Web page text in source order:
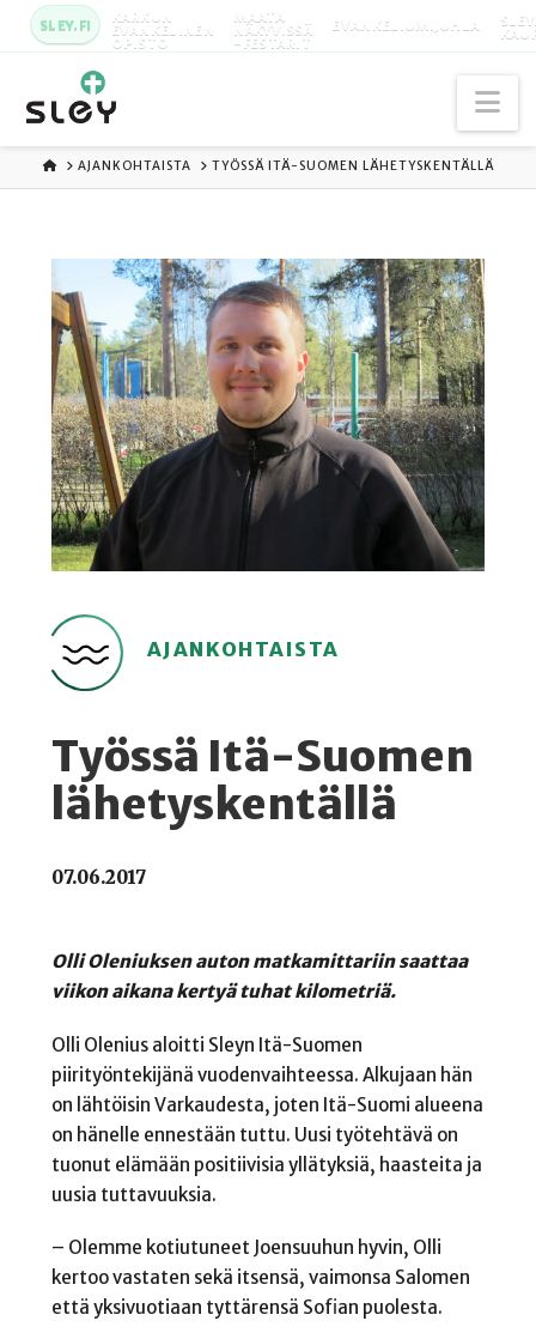
SLEY.FI KARKUN
EVANKELINEN
OPISTO
MAATA
NÄKYVISSÄ
-FESTARIT
EVANKELIUMIJUHLA
ETUSIVU
AJANKOHTAISTA TYÖSSÄ ITÄ-SUOMEN LÄHETYSKENTÄLLÄ
AJANKOHTAISTA
Työssä Itä-Suomen
lähetyskentällä
07.06.2017
Olli Oleniuksen auton matkamittariin saattaa
viikon aikana kertyä tuhat kilometriä.
Olli Olenius aloitti Sleyn Itä-Suomen
piirityöntekijänä vuodenvaihteessa. Alkujaan hän
on lähtöisin Varkaudesta, joten Itä-Suomi alueena
on hänelle ennestään tuttu. Uusi työtehtävä on
tuonut elämään positiivisia yllätyksiä, haasteita ja
uusia tuttavuuksia.
– Olemme kotiutuneet Joensuuhun hyvin, Olli
kertoo vastaten sekä itsensä, vaimonsa Salomen
että yksivuotiaan tyttärensä Sofian puolesta.